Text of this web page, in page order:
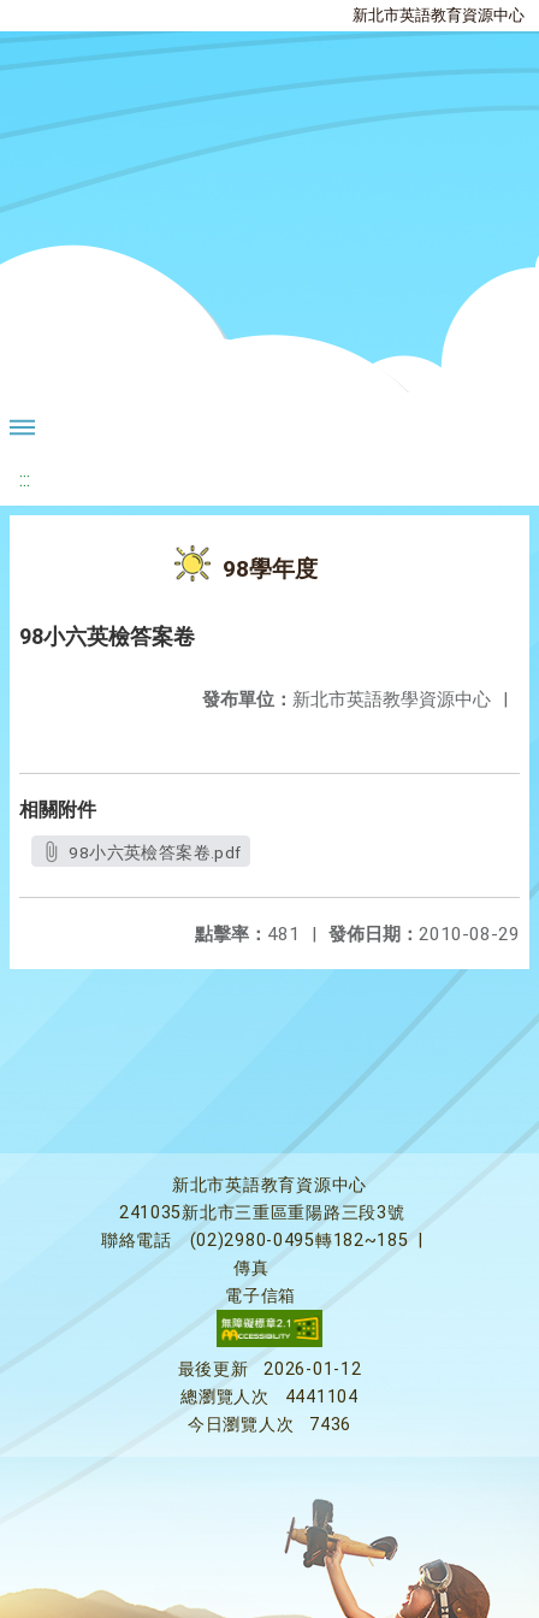
新北市英語教育資源中心
:::
98學年度
98小六英檢答案卷
發布單位： 新北市英語教學資源中心 |
相關附件
98小六英檢答案卷.pdf
發佈日期： 2010-08-29
點擊率： 481 |
新北市英語教育資源中心
241035新北市三重區重陽路三段3號
聯絡電話
(02)2980-0495轉182~185
傳真
電子信箱
最後更新
2026-01-12
總瀏覽人次
4441104
今日瀏覽人次
7436